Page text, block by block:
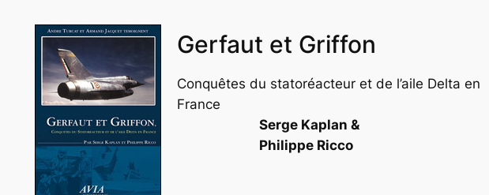
Gerfaut et Griffon
Conquêtes du statoréacteur et de l’aile Delta en
France
Serge Kaplan &
Philippe Ricco